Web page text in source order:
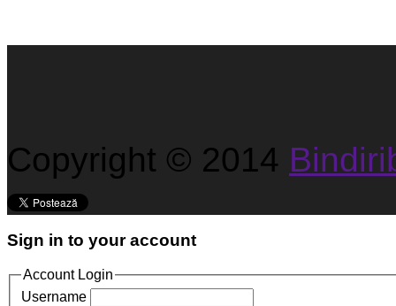
Copyright © 2014
Sign in to your account
Account Login
Username